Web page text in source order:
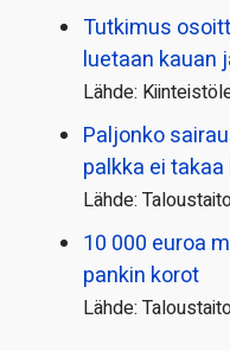
Tutkimus
luetaan kauan
Lähde:
Paljonko
palkka ei
Lähde:
10 000 euroa
pankin korot
Lähde: